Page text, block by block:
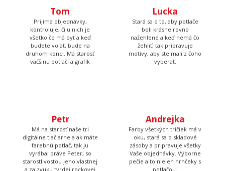
všetko čo má byť a keď
budete volať, bude na
druhom konci. Má starosť
väčšinu potlačí a grafík
Lucka
Stará sa o to, aby potlače
boli krásne rovno
nažehlené a keď nemá čo
žehliť, tak pripravuje
motívy, aby ste mali z čoho
vyberať.
farebnú potlač, tak ju
vyrábal práve Peter, so
starostlivosťou jeho vlastnej
a za zvuku tvrdej rockovej
hudby.
Andrejka
Farby všetkých tričiek má v
oku, stará sa o skladové
zásoby a pripravuje všetky
Vaše objednávky. Výborne
pečie a to nielen hrnčeky s
potlačou.